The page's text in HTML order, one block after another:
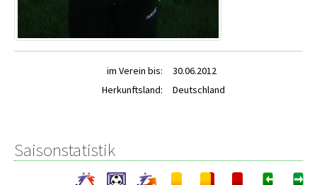
im Verein bis:
30.06.2012
Herkunftsland:
Deutschland
Saisonstatistik